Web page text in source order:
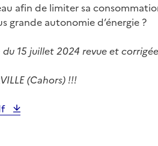
afin de limiter sa
grande autonomie d’énergie ?
du 15 juillet 2024 revue et corrigée
(Cahors) !!!